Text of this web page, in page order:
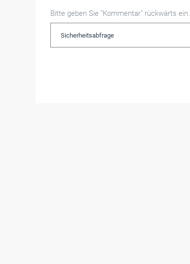
Bitte geben Sie "Kommentar" rückwärts ein.